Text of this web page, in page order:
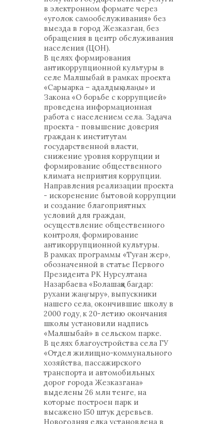
в электронном формате через
«уголок самообслуживания» без
выезда в город Жезказган, без
обращения в центр обслуживания
населения (ЦОН).
В целях формирования
антикоррупционной культуры в
селе Малшыбай в рамках проекта
«Сарыарка – адалдық алаңы» и
Закона «О борьбе с коррупцией»
проведена информационная
работа с населением села. Задача
проекта - повышение доверия
граждан к институтам
государственной власти,
снижение уровня коррупции и
формирование общественного
климата неприятия коррупции.
Направления реализации проекта
- искоренение бытовой коррупции
и создание благоприятных
условий для граждан,
осуществление общественного
контроля, формирование
антикоррупционной культуры.
В рамках программы «Туған жер»,
обозначенной в статье Первого
Президента РК Нурсултана
Назарбаева «Болашаққа бағдар:
рухани жаңғыру», выпускники
нашего села, окончившие школу в
2000 году, к 20-летию окончания
школы установили надпись
«Малшыбай» в сельском парке.
В целях благоустройства села ГУ
«Отдел жилищно-коммунального
хозяйства, пассажирского
транспорта и автомобильных
дорог города Жезказгана»
выделены 26 млн тенге, на
которые построен парк и
высажено 150 штук деревьев.
Новогодняя елка установлена в